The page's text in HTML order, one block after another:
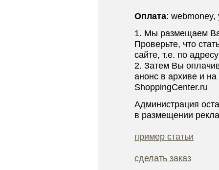
Оплата: webmoney,
1. Мы размещаем
Проверьте, что
сайте, т.е. по
2. Затем Вы
анонс в архиве и
ShoppingCenter.ru
Администрация
в размещении
пример статьи
сделать заказ